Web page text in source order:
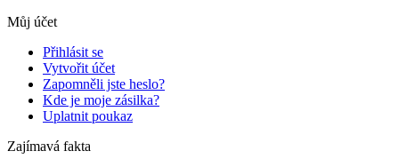
Můj účet
Přihlásit se
Vytvořit účet
Zapomněli jste heslo?
Kde je moje zásilka?
Uplatnit poukaz
Zajímavá fakta